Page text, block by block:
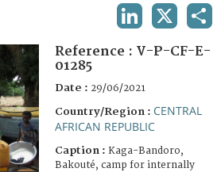
Reference : V-P-CF-E-
01285
Date : 29/06/2021
Country/Region : CENTRAL
AFRICAN REPUBLIC
Caption : Kaga-Bandoro,
Bakouté, camp for internally